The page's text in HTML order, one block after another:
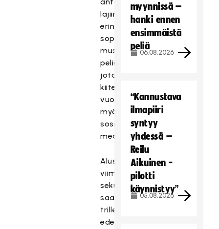
lajiin
erinomaisesti
sopiva
musta
pelialusta,
jota
kiiteltiin
vuolaasti
myös
sosiaalisessa
mediassa.
Alusta
viimeiseen
sekuntiinsa
saakka
trillerinä
edennyt
myynnissä –
hanki ennen
ensimmäistä
peliä
06.08.2026
“Kannustava
ilmapiiri
syntyy
yhdessä –
Reilu
Aikuinen -
pilotti
käynnistyy”
05.08.2026